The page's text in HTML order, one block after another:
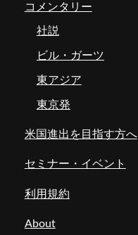
コメンタリー
社説
ビル・ガーツ
東アジア
東京発
米国進出を目指す方へ
セミナー・イベント
利用規約
About